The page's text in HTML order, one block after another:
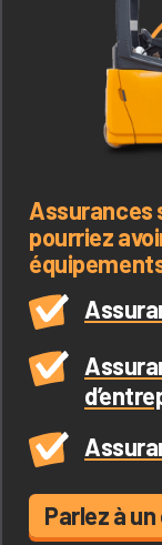
Assurances
pourriez
Parlez à